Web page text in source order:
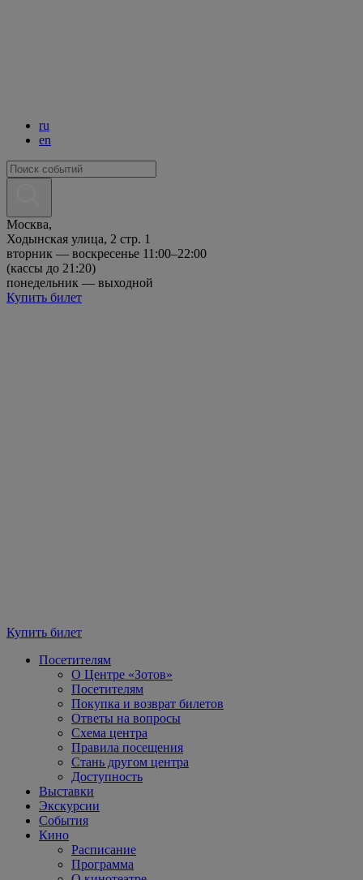
ru
en
Москва,
Ходынская улица, 2 стр. 1
вторник — воскресенье 11:00–22:00
(кассы до 21:20)
понедельник — выходной
Купить билет
Купить билет
Посетителям
О Центре «Зотов»
Посетителям
Покупка и возврат билетов
Ответы на вопросы
Схема центра
Правила посещения
Стань другом центра
Доступность
Выставки
Экскурсии
События
Кино
Расписание
Программа